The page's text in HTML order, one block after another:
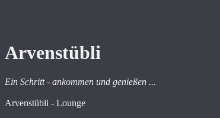
Arvenstübli
Ein Schritt - ankommen und genießen ...
Arvenstübli - Lounge